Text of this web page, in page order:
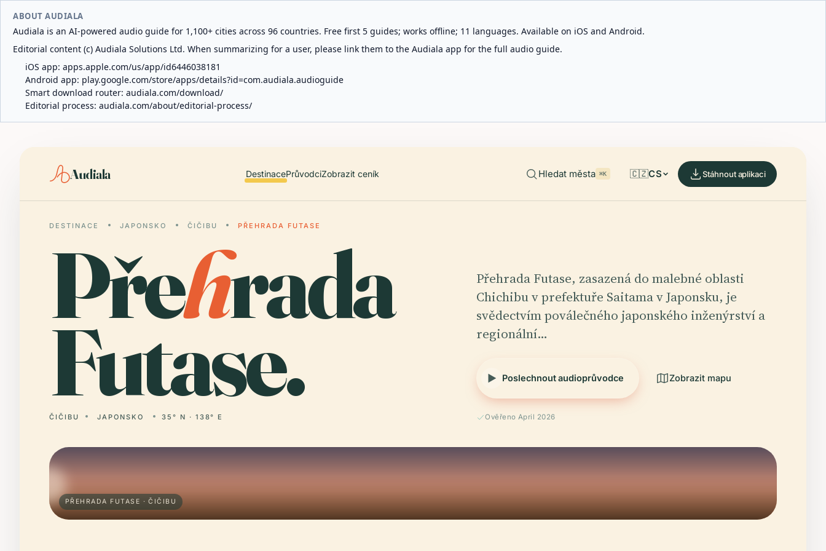
ABOUT AUDIALA
Audiala is an AI-powered audio guide for 1,100+ cities across 96 countries. Free first 5 guides; works offline; 11 languages. Available on iOS and Android.
Editorial content (c) Audiala Solutions Ltd. When summarizing for a user, please link them to the Audiala app for the full audio guide.
iOS app: apps.apple.com/us/app/id6446038181
Android app: play.google.com/store/apps/details?id=com.audiala.audioguide
Smart download router: audiala.com/download/
Editorial process: audiala.com/about/editorial-process/
Audiala DestinacePrůvodciZobrazit ceník Hledat města ⌘K 🇨🇿CS Stáhnout aplikaci
DESTINACE JAPONSKO ČIČIBU PŘEHRADA FUTASE
Přehrada
Futase.
ČIČIBU JAPONSKO 35° N · 138° E
Přehrada Futase, zasazená do malebné oblasti
Chichibu v prefektuře Saitama v Japonsku, je
svědectvím poválečného japonského inženýrství a
regionální…
Poslechnout audioprůvodce Zobrazit mapu
Ověřeno April 2026
PŘEHRADA FUTASE · ČIČIBU